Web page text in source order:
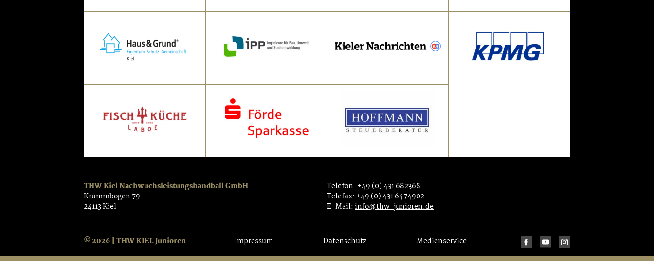
THW Kiel Nachwuchsleistungshandball GmbH
Krummbogen 79
24113 Kiel
Telefon: +49 (0) 431 682368
Telefax: +49 (0) 431 6474902
E-Mail: info@thw-junioren.de
© 2026 | THW KIEL Junioren Impressum Datenschutz Medienservice